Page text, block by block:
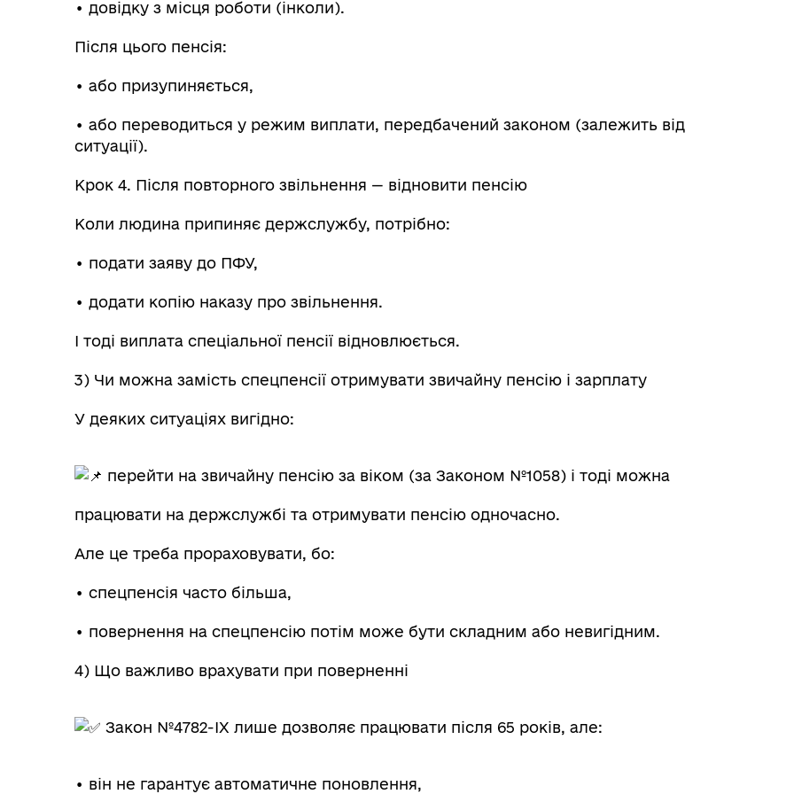
• довідку з місця роботи (інколи).
Після цього пенсія:
• або призупиняється,
• або переводиться у режим виплати, передбачений законом (залежить від
ситуації).
Крок 4. Після повторного звільнення — відновити пенсію
Коли людина припиняє держслужбу, потрібно:
• подати заяву до ПФУ,
• додати копію наказу про звільнення.
І тоді виплата спеціальної пенсії відновлюється.
3) Чи можна замість спецпенсії отримувати звичайну пенсію і зарплату
У деяких ситуаціях вигідно:
перейти на звичайну пенсію за віком (за Законом №1058) і тоді можна
працювати на держслужбі та отримувати пенсію одночасно.
Але це треба прораховувати, бо:
• спецпенсія часто більша,
• повернення на спецпенсію потім може бути складним або невигідним.
4) Що важливо врахувати при поверненні
Закон №4782-ІХ лише дозволяє працювати після 65 років, але:
• він не гарантує автоматичне поновлення,